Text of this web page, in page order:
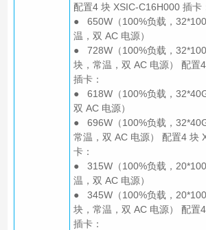
配置4 块 XSIC-C16H000 插卡
● 650W（100%负载，
温，双 AC 电源）
● 728W（100%负载，
块，常温，双 AC 电源） 配置
插卡：
● 618W（100%负载，
双 AC 电源）
● 696W（100%负载，
常温，双 AC 电源） 配置4 块
卡：
● 315W（100%负载，
温，双 AC 电源）
● 345W（100%负载，
块，常温，双 AC 电源） 配置
插卡：